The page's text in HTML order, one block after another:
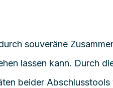
souveräne
lassen kann. Durch
beider